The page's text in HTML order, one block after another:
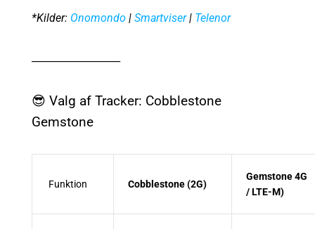
*Kilder: Onomondo | Smartviser| Telenor
😎 Valg af Tracker: Cobblestone
Gemstone
Funktion Cobblestone (2G)
Gemstone 4G
/ LTE-M)